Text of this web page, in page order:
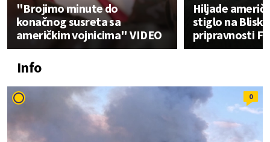
"Brojimo minute do
konačnog susreta sa
američkim vojnicima" VIDEO
Hiljade
stiglo na Bliski
pripravnosti
Info
0